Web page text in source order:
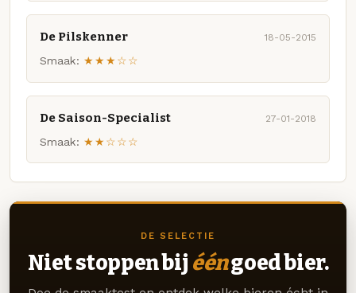
De Pilskenner 18-05-2015
Smaak: ★★★☆☆
De Saison-Specialist 27-01-2018
Smaak: ★★☆☆☆
DE SELECTIE
Niet stoppen bij ééngoed bier.